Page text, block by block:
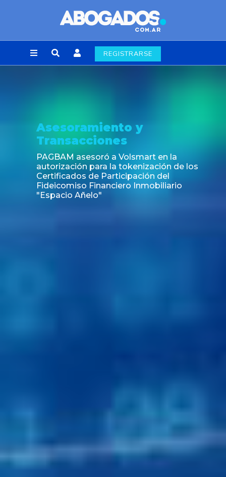
REGISTRARSE
Asesoramiento y
Transacciones
PAGBAM asesoró a Volsmart en la
autorización para la tokenización de los
Certificados de Participación del
Fideicomiso Financiero Inmobiliario
"Espacio Añelo"